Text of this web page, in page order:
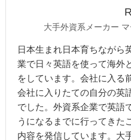
大手外資系メーカー
日本生まれ日本育ちながら
業で日々英語を使って海外
をしています。会社に入る
会社に入りたての自分の英
でした。外資系企業で英語
うになるまでに行ってきた
内容を発信しています。大